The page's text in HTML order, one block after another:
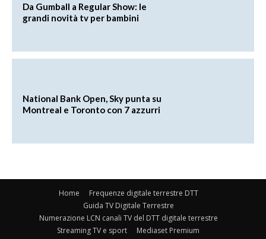
Da Gumball a Regular Show: le
grandi novità tv per bambini
National Bank Open, Sky punta su
Montreal e Toronto con 7 azzurri
Home
Frequenze digitale terrestre DTT
Guida TV Digitale Terrestre
Numerazione LCN canali TV del DTT digitale terrestre
Streaming TV e sport
Mediaset Premium